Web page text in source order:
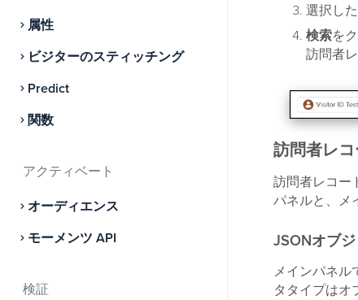
属性
ビジターのスティッチング
Predict
関数
アクティベート
オーディエンス
モーメンツ API
検証
選択し
検索を
訪問者
訪問者レ
訪問者レコー
パネルと、メ
JSONオブ
メインパネル
タタイプはオ